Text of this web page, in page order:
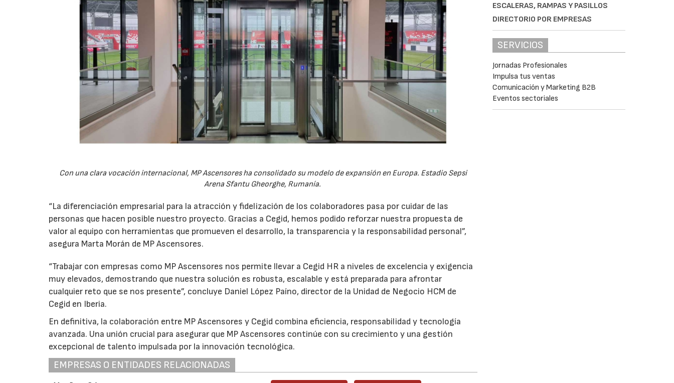
Con una clara vocación internacional, MP Ascensores ha consolidado su modelo de expansión en Europa. Estadio Sepsi
Arena Sfantu Gheorghe, Rumanía.
“La diferenciación empresarial para la atracción y fidelización de los colaboradores pasa por cuidar de las
personas que hacen posible nuestro proyecto. Gracias a Cegid, hemos podido reforzar nuestra propuesta de
valor al equipo con herramientas que promueven el desarrollo, la transparencia y la responsabilidad personal”,
asegura Marta Morán de MP Ascensores.
“Trabajar con empresas como MP Ascensores nos permite llevar a Cegid HR a niveles de excelencia y exigencia
muy elevados, demostrando que nuestra solución es robusta, escalable y está preparada para afrontar
cualquier reto que se nos presente”, concluye Daniel López Paíno, director de la Unidad de Negocio HCM de
Cegid en Iberia.
En definitiva, la colaboración entre MP Ascensores y Cegid combina eficiencia, responsabilidad y tecnología
avanzada. Una unión crucial para asegurar que MP Ascensores continúe con su crecimiento y una gestión
excepcional de talento impulsada por la innovación tecnológica.
EMPRESAS O ENTIDADES RELACIONADAS
ESCALERAS, RAMPAS Y PASILLOS
DIRECTORIO POR EMPRESAS
SERVICIOS
Jornadas Profesionales
Impulsa tus ventas
Comunicación y Marketing B2B
Eventos sectoriales